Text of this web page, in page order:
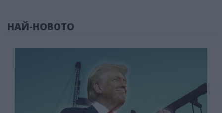
НАЙ-НОВОТО